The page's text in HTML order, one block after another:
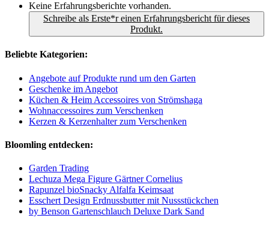
Keine Erfahrungsberichte vorhanden.
Schreibe als Erste*r einen Erfahrungsbericht für dieses
Produkt.
Beliebte Kategorien:
Angebote auf Produkte rund um den Garten
Geschenke im Angebot
Küchen & Heim Accessoires von Strömshaga
Wohnaccessoires zum Verschenken
Kerzen & Kerzenhalter zum Verschenken
Bloomling entdecken:
Garden Trading
Lechuza Mega Figure Gärtner Cornelius
Rapunzel bioSnacky Alfalfa Keimsaat
Esschert Design Erdnussbutter mit Nussstückchen
by Benson Gartenschlauch Deluxe Dark Sand